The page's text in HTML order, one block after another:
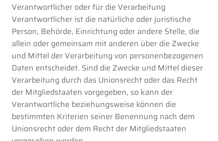
Verantwortlicher oder für die Verarbeitung
Verantwortlicher ist die natürliche oder juristische
Person, Behörde, Einrichtung oder andere Stelle, die
allein oder gemeinsam mit anderen über die Zwecke
und Mittel der Verarbeitung von personenbezogenen
Daten entscheidet. Sind die Zwecke und Mittel dieser
Verarbeitung durch das Unionsrecht oder das Recht
der Mitgliedstaaten vorgegeben, so kann der
Verantwortliche beziehungsweise können die
bestimmten Kriterien seiner Benennung nach dem
Unionsrecht oder dem Recht der Mitgliedstaaten